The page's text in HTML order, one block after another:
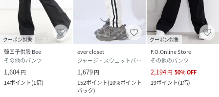
クーポン対象
韓国子供服 Bee
その他のパンツ
1,604円
14ポイント(1倍)
ever closet
ジャージ・スウェットパンツ
1,679円
152ポイント(10%ポイント
バック)
クーポン対象
F.O.Online Store
その他のパンツ
2,194円 50%OFF
19ポイント(1倍)